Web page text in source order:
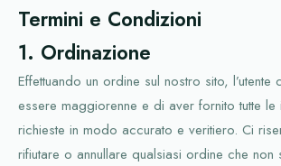
Termini e Condizioni
1. Ordinazione
Effettuando un ordine sul nostro sito, l’utente
essere maggiorenne e di aver fornito tutte le
richieste in modo accurato e veritiero. Ci
rifiutare o annullare qualsiasi ordine che non